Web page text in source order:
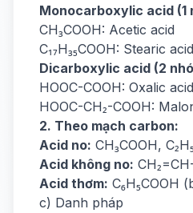
Monocarboxylic acid (1
CH₃COOH: Acetic acid
C₁₇H₃₅COOH: Stearic acid
Dicarboxylic acid (2
HOOC-COOH: Oxalic acid
HOOC-CH₂-COOH:
2. Theo mạch carbon:
Acid no: CH₃COOH,
Acid không no:
Acid thơm: C₆H₅COOH
c) Danh pháp